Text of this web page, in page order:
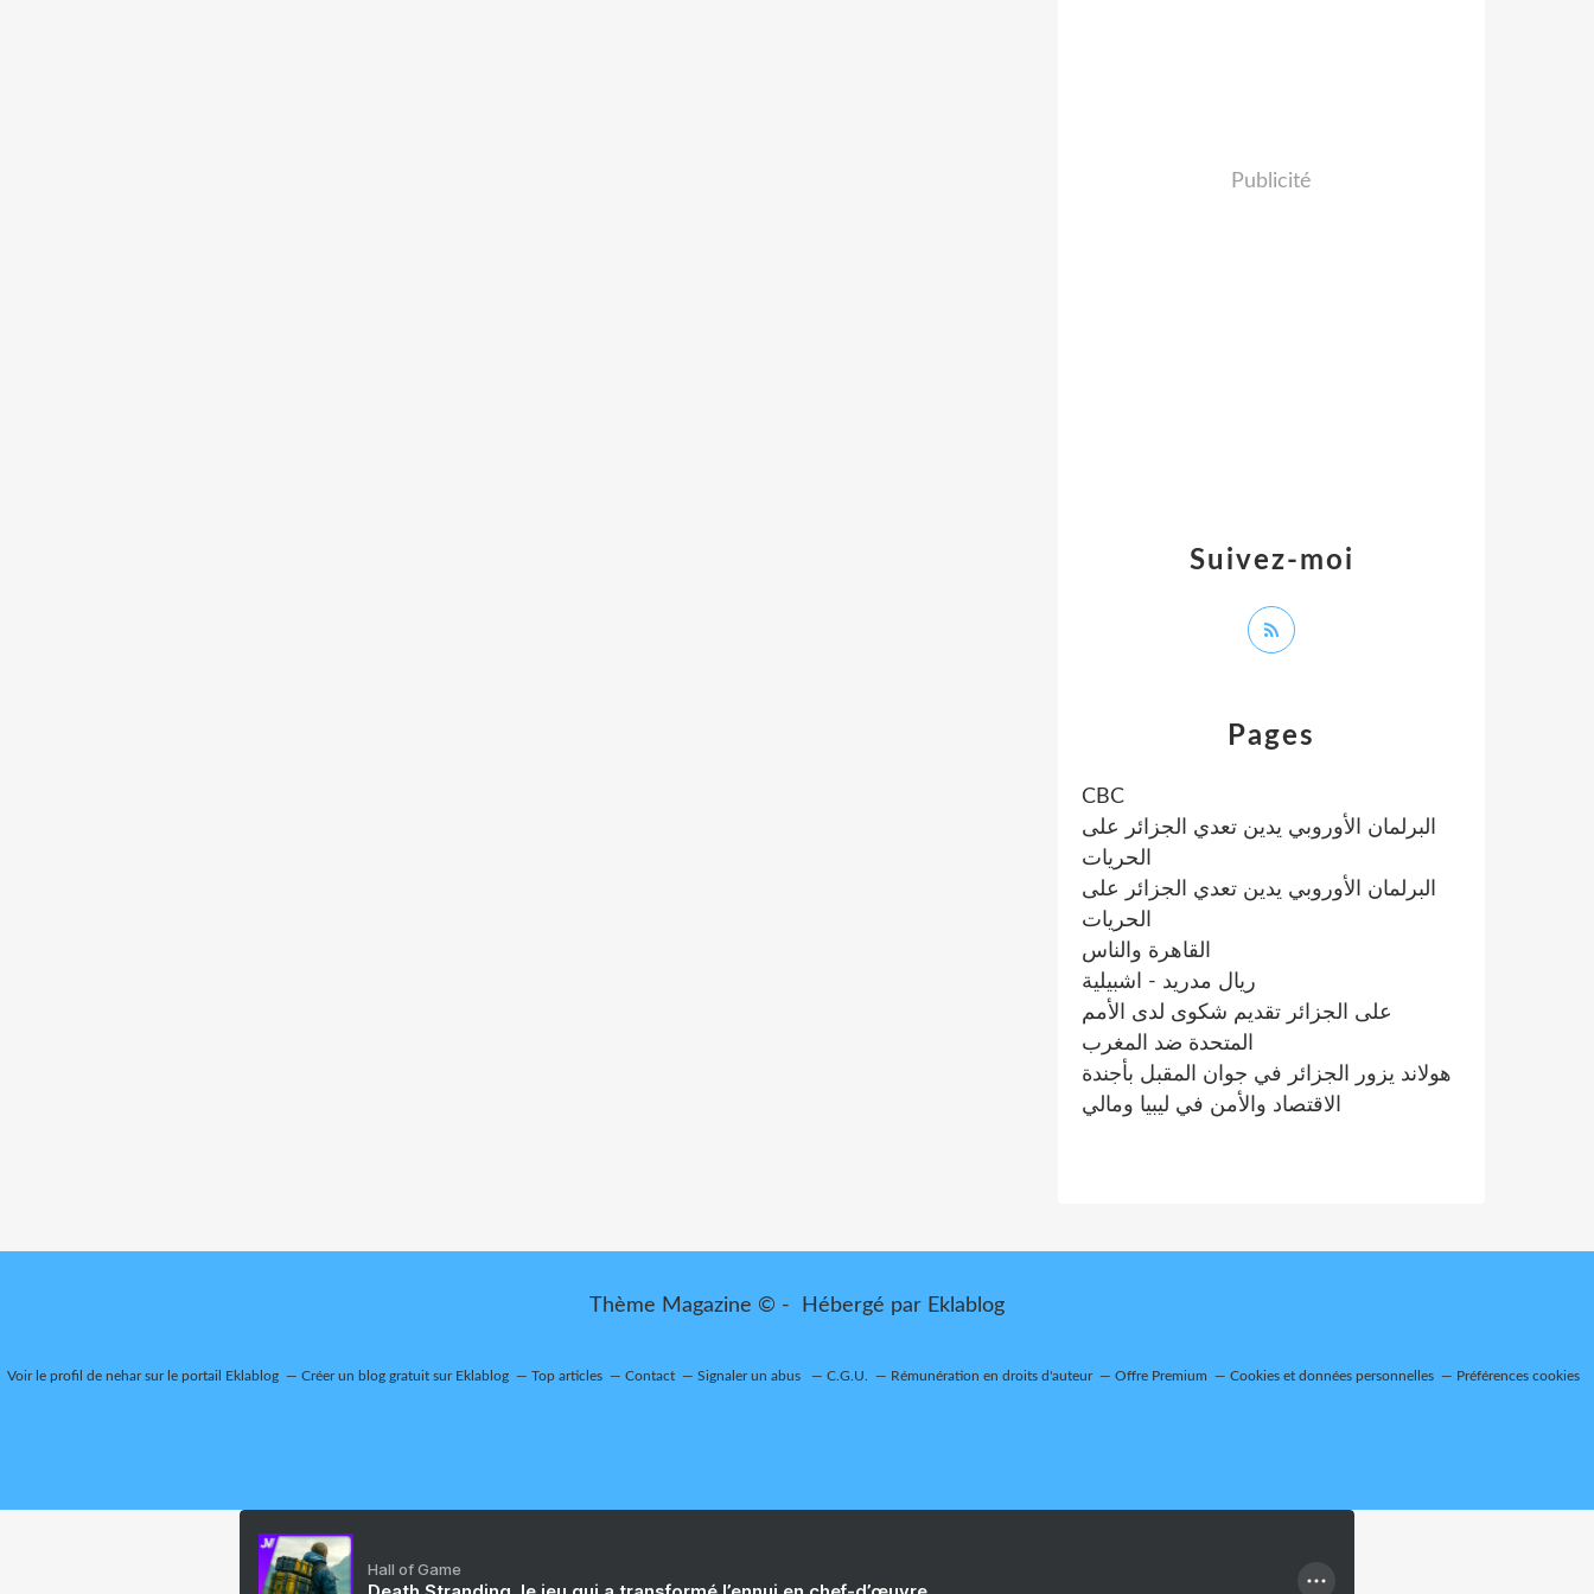
Pages
CBC
البرلمان الأوروبي يدين تعدي الجزائر على
الحريات
البرلمان الأوروبي يدين تعدي الجزائر على
الحريات
القاهرة والناس
ريال مدريد - اشبيلية
على الجزائر تقديم شكوى لدى الأمم
المتحدة ضد المغرب
هولاند يزور الجزائر في جوان المقبل بأجندة
الاقتصاد والأمن في ليبيا ومالي
Suivez-moi
Publicité
Thème Magazine © - Hébergé par Eklablog
Voir le profil de neharsur le portail Eklablog Créer un blog gratuit sur Eklablog Top articles Contact Signaler un abus C.G.U. Rémunération en droits d'auteur Offre Premium Cookies et données personnelles Préférences cookies
Hall of Game